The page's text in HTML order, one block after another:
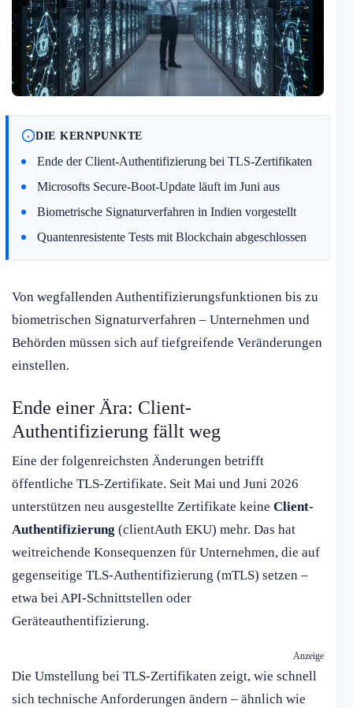
DIE KERNPUNKTE
Ende der Client-Authentifizierung bei TLS-Zertifikaten
Microsofts Secure-Boot-Update läuft im Juni aus
Biometrische Signaturverfahren in Indien vorgestellt
Quantenresistente Tests mit Blockchain abgeschlossen
Von wegfallenden Authentifizierungsfunktionen bis zu
biometrischen Signaturverfahren – Unternehmen und
Behörden müssen sich auf tiefgreifende Veränderungen
einstellen.
Ende einer Ära: Client-
Authentifizierung fällt weg
Eine der folgenreichsten Änderungen betrifft
öffentliche TLS-Zertifikate. Seit Mai und Juni 2026
unterstützen neu ausgestellte Zertifikate keine Client-
Authentifizierung (clientAuth EKU) mehr. Das hat
weitreichende Konsequenzen für Unternehmen, die auf
gegenseitige TLS-Authentifizierung (mTLS) setzen –
etwa bei API-Schnittstellen oder
Geräteauthentifizierung.
Anzeige
Die Umstellung bei TLS-Zertifikaten zeigt, wie schnell
sich technische Anforderungen ändern – ähnlich wie